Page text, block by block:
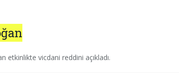
etkinlikte vicdani reddini açıkladı.